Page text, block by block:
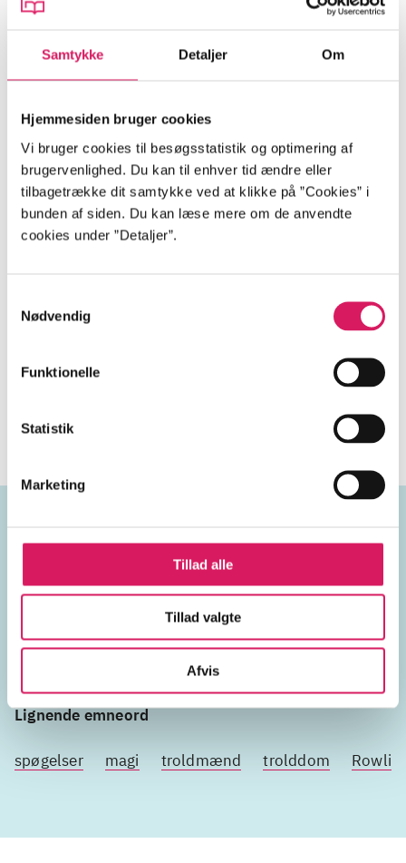
Samtykke Detaljer Om
Hjemmesiden bruger cookies
Vi bruger cookies til besøgsstatistik og optimering af
brugervenlighed. Du kan til enhver tid ændre eller
tilbagetrække dit samtykke ved at klikke på ”Cookies” i
bunden af siden. Du kan læse mere om de anvendte
cookies under ”Detaljer”.
Nødvendig
Funktionelle
Statistik
Marketing
Tillad alle
Tillad valgte
Afvis
2025
Sprog
på dansk
I en øde og mystisk verden vogter en ung pige
rejse møder hun en dreng, der bærer et kors, som
begynder at sætte spørgsmålstegn ved sin tros natur
Lignende emneord
spøgelser magi troldmænd trolddom